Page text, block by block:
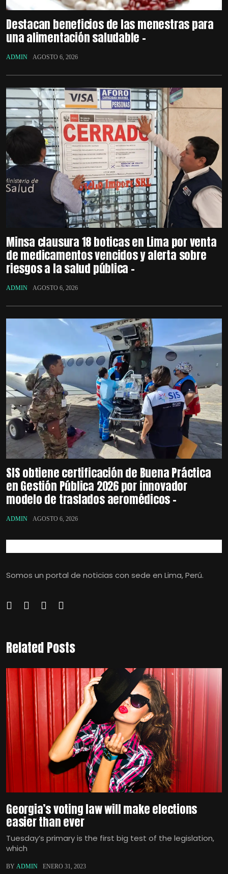
Destacan beneficios de las menestras para
una alimentación saludable –
ADMIN AGOSTO 6, 2026
Minsa clausura 18 boticas en Lima por venta
de medicamentos vencidos y alerta sobre
riesgos a la salud pública –
ADMIN AGOSTO 6, 2026
SIS obtiene certificación de Buena Práctica
en Gestión Pública 2026 por innovador
modelo de traslados aeromédicos –
ADMIN AGOSTO 6, 2026
Somos un portal de noticias con sede en Lima, Perú.
Related Posts
Georgia’s voting law will make elections
easier than ever
Tuesday’s primary is the first big test of the legislation,
which
BY ADMIN ENERO 31, 2023